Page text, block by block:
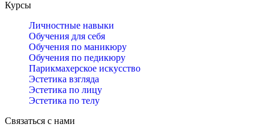
Курсы
Личностные навыки
Обучения для себя
Обучения по маникюру
Обучения по педикюру
Парикмахерское искусство
Эстетика взгляда
Эстетика по лицу
Эстетика по телу
Связаться с нами